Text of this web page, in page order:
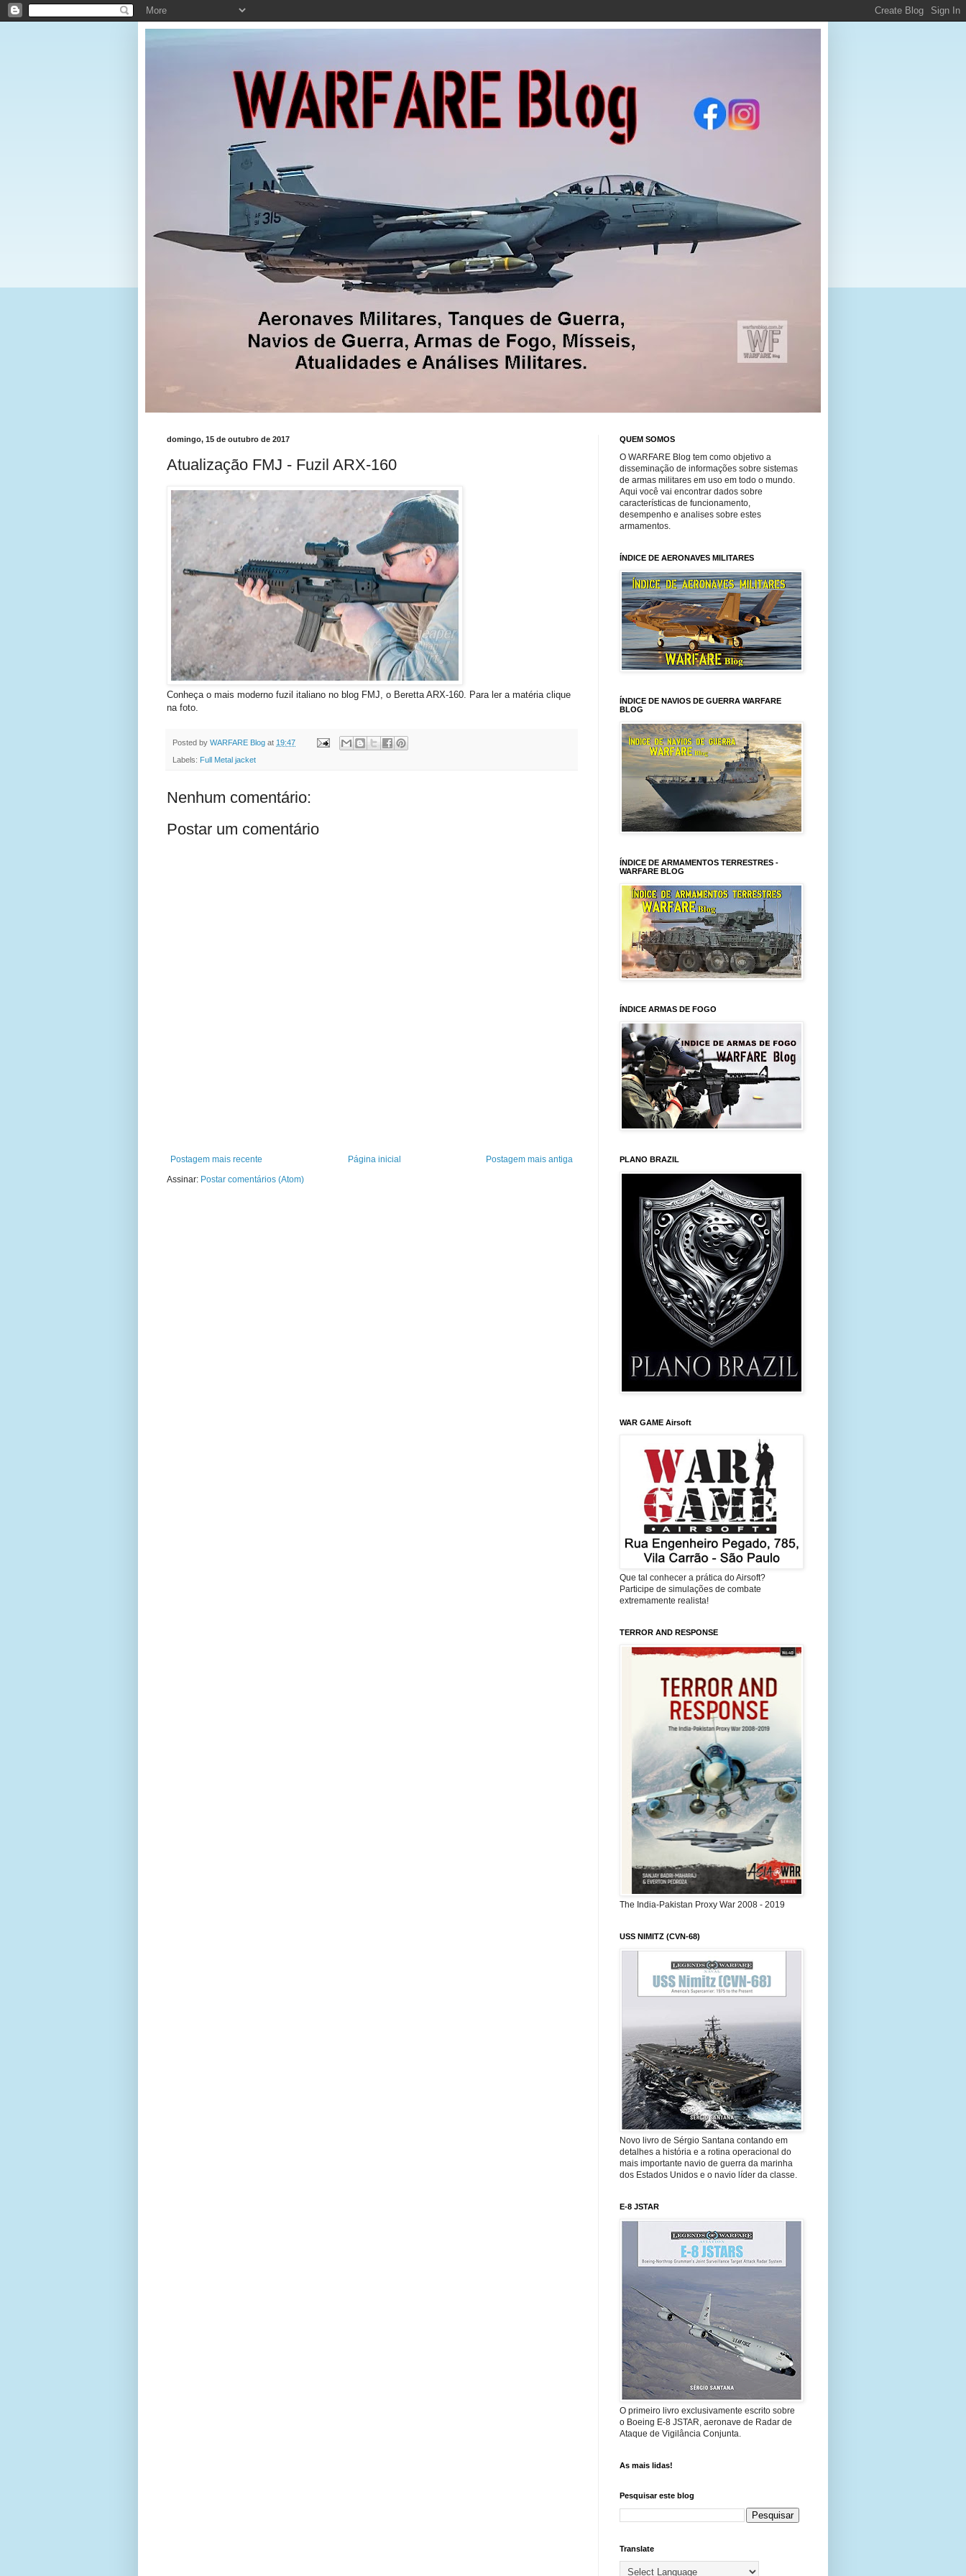
domingo, 15 de outubro de 2017
Atualização FMJ - Fuzil ARX-160
Conheça o mais moderno fuzil italiano no blog FMJ, o Beretta ARX-160. Para ler a matéria clique
na foto.
Posted by WARFARE Blog at 19:47
Labels: Full Metal jacket
Nenhum comentário:
Postar um comentário
Postagem mais recente Postagem mais antiga
Página inicial
Assinar: Postar comentários (Atom)
QUEM SOMOS
O WARFARE Blog tem como objetivo a
disseminação de informações sobre sistemas
de armas militares em uso em todo o mundo.
Aqui você vai encontrar dados sobre
características de funcionamento,
desempenho e analises sobre estes
armamentos.
ÍNDICE DE AERONAVES MILITARES
ÍNDICE DE NAVIOS DE GUERRA WARFARE
BLOG
ÍNDICE DE ARMAMENTOS TERRESTRES -
WARFARE BLOG
ÍNDICE ARMAS DE FOGO
PLANO BRAZIL
WAR GAME Airsoft
Que tal conhecer a prática do Airsoft?
Participe de simulações de combate
extremamente realista!
TERROR AND RESPONSE
The India-Pakistan Proxy War 2008 - 2019
USS NIMITZ (CVN-68)
Novo livro de Sérgio Santana contando em
detalhes a história e a rotina operacional do
mais importante navio de guerra da marinha
dos Estados Unidos e o navio líder da classe.
E-8 JSTAR
O primeiro livro exclusivamente escrito sobre
o Boeing E-8 JSTAR, aeronave de Radar de
Ataque de Vigilância Conjunta.
As mais lidas!
Pesquisar este blog
Translate